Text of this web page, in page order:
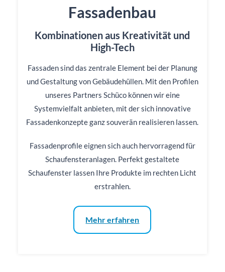
Fassadenbau
Kombinationen aus Kreativität und
High-Tech
Fassaden sind das zentrale Element bei der Planung
und Gestaltung von Gebäudehüllen. Mit den Profilen
unseres Partners Schüco können wir eine
Systemvielfalt anbieten, mit der sich innovative
Fassadenkonzepte ganz souverän realisieren lassen.
Fassadenprofile eignen sich auch hervorragend für
Schaufensteranlagen. Perfekt gestaltete
Schaufenster lassen Ihre Produkte im rechten Licht
erstrahlen.
Mehr erfahren